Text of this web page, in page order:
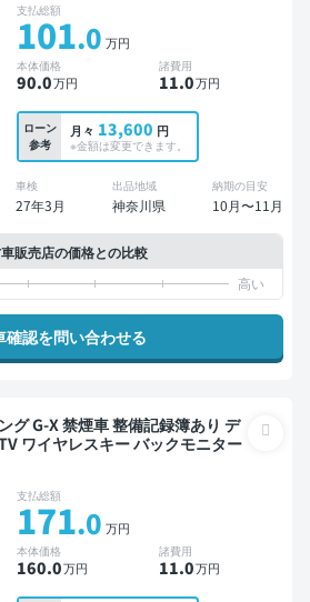
支払総額
101.0 万円
本体価格
90.0万円
諸費用
11.0万円
ローン
参考
月々 13,600 円
※金額は変更できます。
車検
27年3月
出品地域
神奈川県
納期の目安
10月〜11月
販売店の価格との比較
確認を問い合わせる
記録簿あり デ
ワイヤレスキー バックモニター
支払総額
171.0 万円
本体価格
160.0万円
諸費用
11.0万円